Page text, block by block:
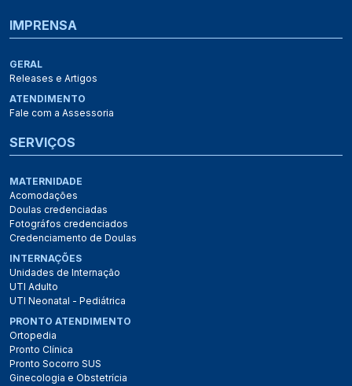
IMPRENSA
GERAL
Releases e Artigos
ATENDIMENTO
Fale com a Assessoria
SERVIÇOS
MATERNIDADE
Acomodações
Doulas credenciadas
Fotográfos credenciados
Credenciamento de Doulas
INTERNAÇÕES
Unidades de Internação
UTI Adulto
UTI Neonatal - Pediátrica
PRONTO ATENDIMENTO
Ortopedia
Pronto Clínica
Pronto Socorro SUS
Ginecologia e Obstetrícia